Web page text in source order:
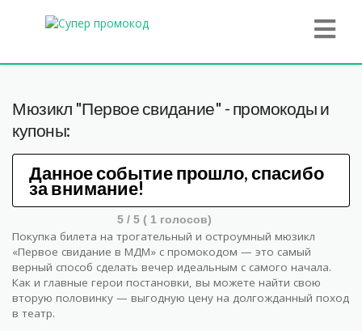
Мюзикл "Первое свидание" - промокоды и
купоны:
Данное событие прошло, спасибо
за внимание!
5 / 5 ( 1 голосов)
Покупка билета на трогательный и остроумный мюзикл
«Первое свидание в МДМ» с промокодом — это самый
верный способ сделать вечер идеальным с самого начала.
Как и главные герои постановки, вы можете найти свою
вторую половинку — выгодную цену на долгожданный поход
в театр.